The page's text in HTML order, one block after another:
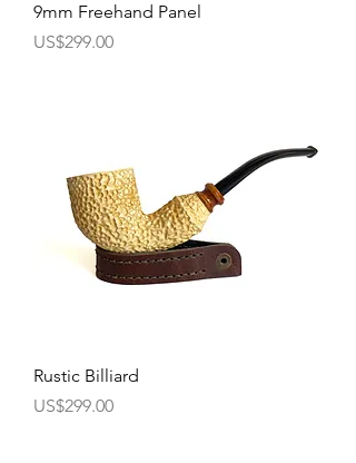
9mm Freehand Panel
價格
US$299.00
Rustic Billiard
價格
US$299.00